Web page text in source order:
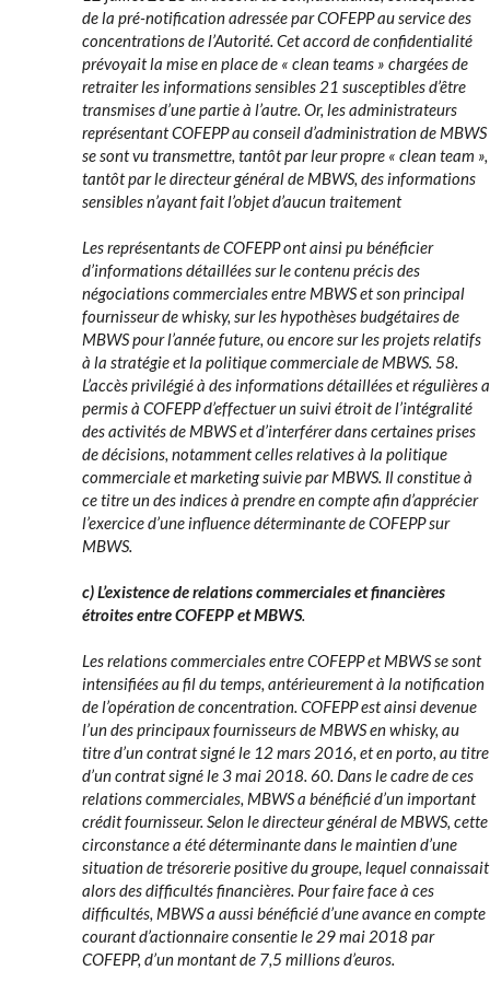
de la pré-notification adressée par COFEPP au service des
concentrations de l’Autorité. Cet accord de confidentialité
prévoyait la mise en place de « clean teams » chargées de
retraiter les informations sensibles 21 susceptibles d’être
transmises d’une partie à l’autre. Or, les administrateurs
représentant COFEPP au conseil d’administration de MBWS
se sont vu transmettre, tantôt par leur propre « clean team »,
tantôt par le directeur général de MBWS, des informations
sensibles n’ayant fait l’objet d’aucun traitement
Les représentants de COFEPP ont ainsi pu bénéficier
d’informations détaillées sur le contenu précis des
négociations commerciales entre MBWS et son principal
fournisseur de whisky, sur les hypothèses budgétaires de
MBWS pour l’année future, ou encore sur les projets relatifs
à la stratégie et la politique commerciale de MBWS. 58.
L’accès privilégié à des informations détaillées et régulières a
permis à COFEPP d’effectuer un suivi étroit de l’intégralité
des activités de MBWS et d’interférer dans certaines prises
de décisions, notamment celles relatives à la politique
commerciale et marketing suivie par MBWS. Il constitue à
ce titre un des indices à prendre en compte afin d’apprécier
l’exercice d’une influence déterminante de COFEPP sur
MBWS.
c) L’existence de relations commerciales et financières
étroites entre COFEPP et MBWS.
Les relations commerciales entre COFEPP et MBWS se sont
intensifiées au fil du temps, antérieurement à la notification
de l’opération de concentration. COFEPP est ainsi devenue
l’un des principaux fournisseurs de MBWS en whisky, au
titre d’un contrat signé le 12 mars 2016, et en porto, au titre
d’un contrat signé le 3 mai 2018. 60. Dans le cadre de ces
relations commerciales, MBWS a bénéficié d’un important
crédit fournisseur. Selon le directeur général de MBWS, cette
circonstance a été déterminante dans le maintien d’une
situation de trésorerie positive du groupe, lequel connaissait
alors des difficultés financières. Pour faire face à ces
difficultés, MBWS a aussi bénéficié d’une avance en compte
courant d’actionnaire consentie le 29 mai 2018 par
COFEPP, d’un montant de 7,5 millions d’euros.